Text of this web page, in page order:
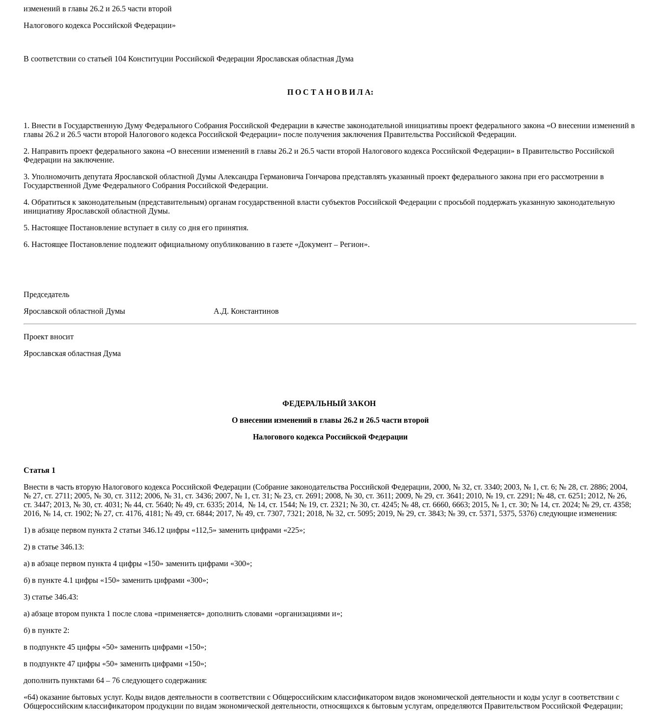
изменений в главы 26.2 и 26.5 части второй
Налогового кодекса Российской Федерации»
В соответствии со статьей 104 Конституции Российской Федерации Ярославская областная Дума
П О С Т А Н О В И Л А:
1. Внести в Государственную Думу Федерального Собрания Российской Федерации в качестве законодательной инициативы проект федерального закона «О внесении изменений в
главы 26.2 и 26.5 части второй Налогового кодекса Российской Федерации» после получения заключения Правительства Российской Федерации.
2. Направить проект федерального закона «О внесении изменений в главы 26.2 и 26.5 части второй Налогового кодекса Российской Федерации» в Правительство Российской
Федерации на заключение.
3. Уполномочить депутата Ярославской областной Думы Александра Германовича Гончарова представлять указанный проект федерального закона при его рассмотрении в
Государственной Думе Федерального Собрания Российской Федерации.
4. Обратиться к законодательным (представительным) органам государственной власти субъектов Российской Федерации с просьбой поддержать указанную законодательную
инициативу Ярославской областной Думы.
5. Настоящее Постановление вступает в силу со дня его принятия.
6. Настоящее Постановление подлежит официальному опубликованию в газете «Документ – Регион».
Председатель
Ярославской областной Думы А.Д. Константинов
Проект вносит
Ярославская областная Дума
ФЕДЕРАЛЬНЫЙ ЗАКОН
О внесении изменений в главы 26.2 и 26.5 части второй
Налогового кодекса Российской Федерации
Статья 1
Внести в часть вторую Налогового кодекса Российской Федерации (Собрание законодательства Российской Федерации, 2000, № 32, ст. 3340; 2003, № 1, ст. 6; № 28, ст. 2886; 2004,
№ 27, ст. 2711; 2005, № 30, ст. 3112; 2006, № 31, ст. 3436; 2007, № 1, ст. 31; № 23, ст. 2691; 2008, № 30, ст. 3611; 2009, № 29, ст. 3641; 2010, № 19, ст. 2291; № 48, ст. 6251; 2012, № 26,
ст. 3447; 2013, № 30, ст. 4031; № 44, ст. 5640; № 49, ст. 6335; 2014, № 14, ст. 1544; № 19, ст. 2321; № 30, ст. 4245; № 48, ст. 6660, 6663; 2015, № 1, ст. 30; № 14, ст. 2024; № 29, ст. 4358;
2016, № 14, ст. 1902; № 27, ст. 4176, 4181; № 49, ст. 6844; 2017, № 49, ст. 7307, 7321; 2018, № 32, ст. 5095; 2019, № 29, ст. 3843; № 39, ст. 5371, 5375, 5376) следующие изменения:
1) в абзаце первом пункта 2 статьи 346.12 цифры «112,5» заменить цифрами «225»;
2) в статье 346.13:
а) в абзаце первом пункта 4 цифры «150» заменить цифрами «300»;
б) в пункте 4.1 цифры «150» заменить цифрами «300»;
3) статье 346.43:
а) абзаце втором пункта 1 после слова «применяется» дополнить словами «организациями и»;
б) в пункте 2:
в подпункте 45 цифры «50» заменить цифрами «150»;
в подпункте 47 цифры «50» заменить цифрами «150»;
дополнить пунктами 64 – 76 следующего содержания:
«64) оказание бытовых услуг. Коды видов деятельности в соответствии с Общероссийским классификатором видов экономической деятельности и коды услуг в соответствии с
Общероссийским классификатором продукции по видам экономической деятельности, относящихся к бытовым услугам, определяются Правительством Российской Федерации;